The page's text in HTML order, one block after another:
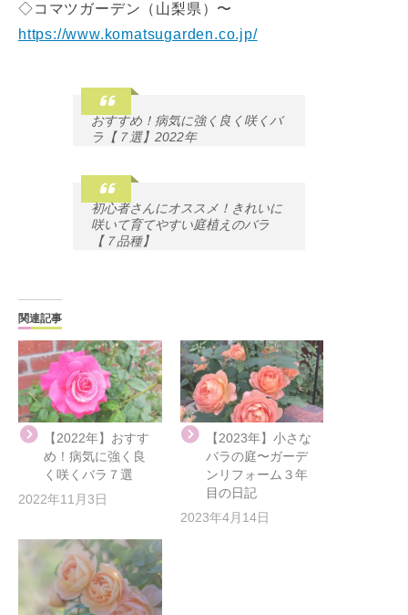
◇コマツガーデン（山梨県）〜
https://www.komatsugarden.co.jp/
おすすめ！病気に強く良く咲くバ
ラ【７選】2022年
初心者さんにオススメ！きれいに
咲いて育てやすい庭植えのバラ
【７品種】
関連記事
【2022年】おすす
め！病気に強く良
く咲くバラ７選
2022年11月3日
【2023年】小さな
バラの庭〜ガーデ
ンリフォーム３年
目の日記
2023年4月14日